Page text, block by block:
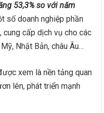
53,3% so với năm
số doanh nghiệp phần
cung cấp dịch vụ cho các
Nhật Bản, châu Âu…
xem là nền tảng quan
lên, phát triển mạnh